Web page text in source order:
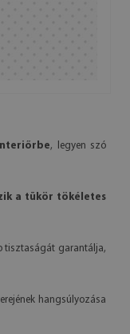
, legyen szó
a tükör tökéletes
tisztaságát garantálja,
hangsúlyozása